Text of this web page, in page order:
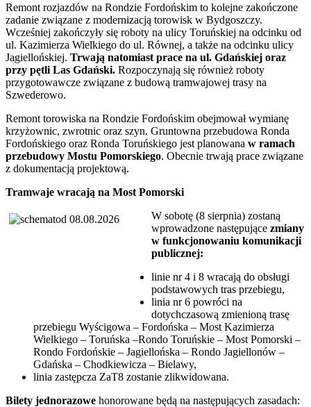
Remont rozjazdów na Rondzie Fordońskim to kolejne zakończone
zadanie związane z modernizacją torowisk w Bydgoszczy.
Wcześniej zakończyły się roboty na ulicy Toruńskiej na odcinku od
ul. Kazimierza Wielkiego do ul. Równej, a także na odcinku ulicy
Jagiellońskiej. Trwają natomiast prace na ul. Gdańskiej oraz
przy pętli Las Gdański. Rozpoczynają się również roboty
przygotowawcze związane z budową tramwajowej trasy na
Szwederowo.
Remont torowiska na Rondzie Fordońskim obejmował wymianę
krzyżownic, zwrotnic oraz szyn. Gruntowna przebudowa Ronda
Fordońskiego oraz Ronda Toruńskiego jest planowana w ramach
przebudowy Mostu Pomorskiego. Obecnie trwają prace związane
z dokumentacją projektową.
Tramwaje wracają na Most Pomorski
W sobotę (8 sierpnia) zostaną
wprowadzone następujące zmiany
w funkcjonowaniu komunikacji
publicznej:
linie nr 4 i 8 wracają do obsługi
podstawowych tras przebiegu,
linia nr 6 powróci na
dotychczasową zmienioną trasę
przebiegu Wyścigowa – Fordońska – Most Kazimierza
Wielkiego – Toruńska –Rondo Toruńskie – Most Pomorski –
Rondo Fordońskie – Jagiellońska – Rondo Jagiellonów –
Gdańska – Chodkiewicza – Bielawy,
linia zastępcza ZaT8 zostanie zlikwidowana.
Bilety jednorazowe honorowane będą na następujących zasadach: